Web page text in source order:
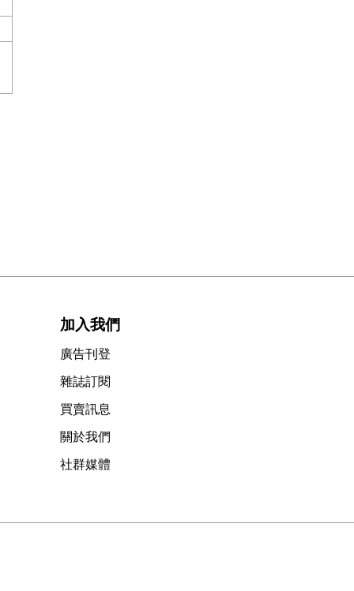
加入我們
廣告刊登
雜誌訂閱
買賣訊息
關於我們
社群媒體